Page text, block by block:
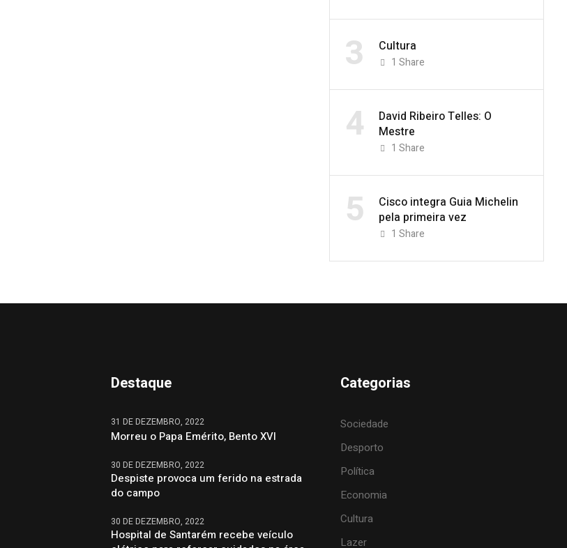
3 Cultura
1 Share
4
David Ribeiro Telles: O
Mestre
1 Share
5
Cisco integra Guia Michelin
pela primeira vez
1 Share
Destaque
31 DE DEZEMBRO, 2022
Morreu o Papa Emérito, Bento XVI
30 DE DEZEMBRO, 2022
Despiste provoca um ferido na estrada
do campo
30 DE DEZEMBRO, 2022
Hospital de Santarém recebe veículo
Categorias
Sociedade
Desporto
Política
Economia
Cultura
Lazer